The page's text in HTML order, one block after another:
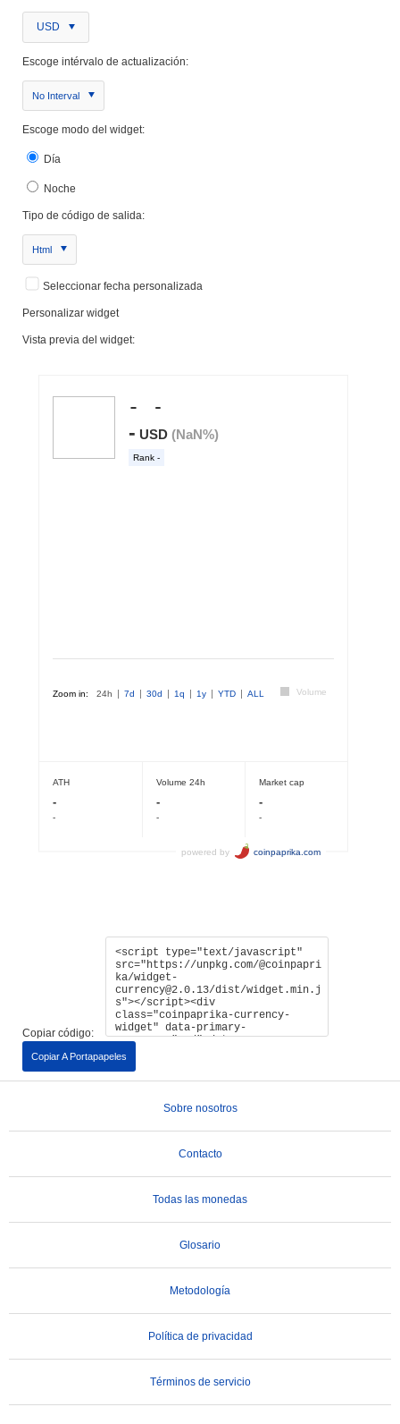
USD
Escoge intérvalo de actualización:
No Interval
Escoge modo del widget:
Día
Noche
Tipo de código de salida:
Html
Seleccionar fecha personalizada
Personalizar widget
Vista previa del widget:
Copiar código:
Copiar A Portapapeles
Sobre nosotros
Contacto
Todas las monedas
Glosario
Metodología
Política de privacidad
Términos de servicio